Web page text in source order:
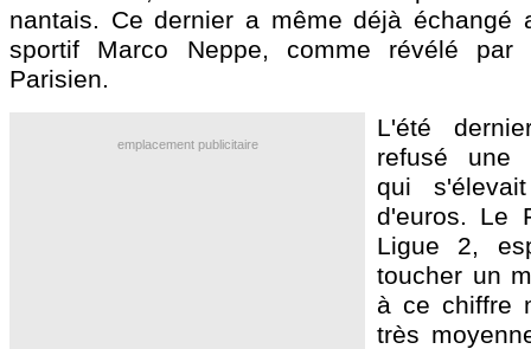
nantais. Ce dernier a même déjà échangé
sportif Marco Neppe, comme révélé
Parisien.
emplacement publicitaire
L'été
refusé une
qui
d'euros. Le
Ligue 2,
toucher un
à ce chiffre
très